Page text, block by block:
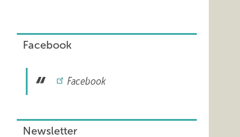
Facebook
Facebook
Newsletter